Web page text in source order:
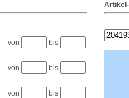
von bis
von bis
von bis